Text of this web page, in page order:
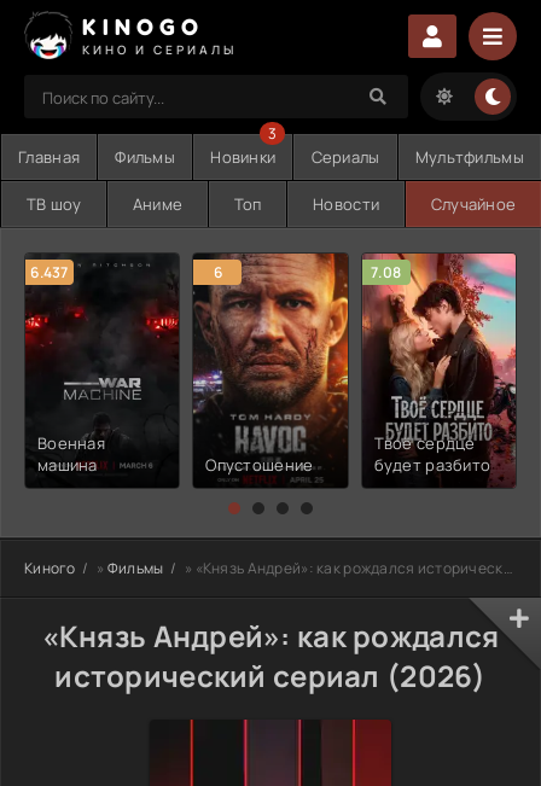
KINOGO
КИНО И СЕРИАЛЫ
Главная Фильмы Новинки
3
Сериалы Мультфильмы
ТВ шоу Аниме Топ Новости Случайное
6.437
Военная
машина
6
Опустошение
7.08
Твоё сердце
будет разбито
Киного » Фильмы » «Князь Андрей»: как рождался исторический сериал
«Князь Андрей»: как рождался
исторический сериал (2026)